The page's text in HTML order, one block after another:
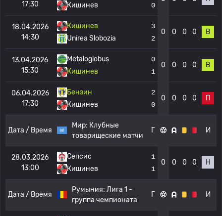
17:30
Кишинев
0
18.04.2026
14:30
Кишинев
Unirea Slobozia
3
2
0 0 0 0 В
13.04.2026
15:30
Metaloglobus
Кишинев
0
1
0 0 0 0 В
06.04.2026
17:30
Бензин
Кишинев
2
0
0 0 0 0 П
Дата / Время
Мир: Клубные
товарищеские матчи
Г И
28.03.2026
13:00
Сепсис
Кишинев
1
1
0 0 0 0 Н
Дата / Время
Румыния: Лига 1 -
группа чемпионата
Г И